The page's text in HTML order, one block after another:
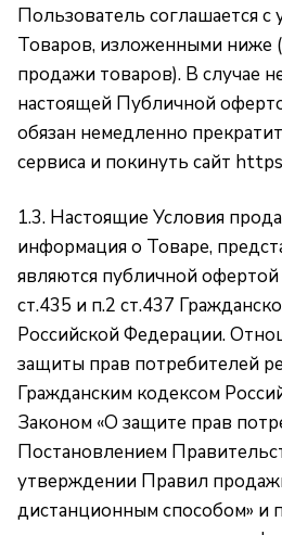
Пользователь соглашается
Товаров, изложенными ниже
продажи товаров). В случае
настоящей Публичной
обязан немедленно
сервиса и покинуть сайт
1.3. Настоящие Условия
информация о Товаре,
являются публичной офертой
ст.435 и п.2 ст.437
Российской Федерации.
защиты прав потребителей
Гражданским кодексом
Законом «О защите прав
Постановлением
утверждении Правил
дистанционным способом» и